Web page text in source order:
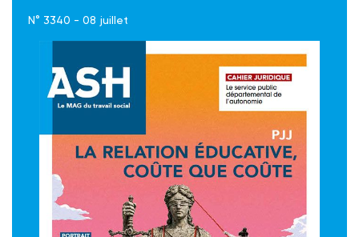
N° 3340 - 08 juillet